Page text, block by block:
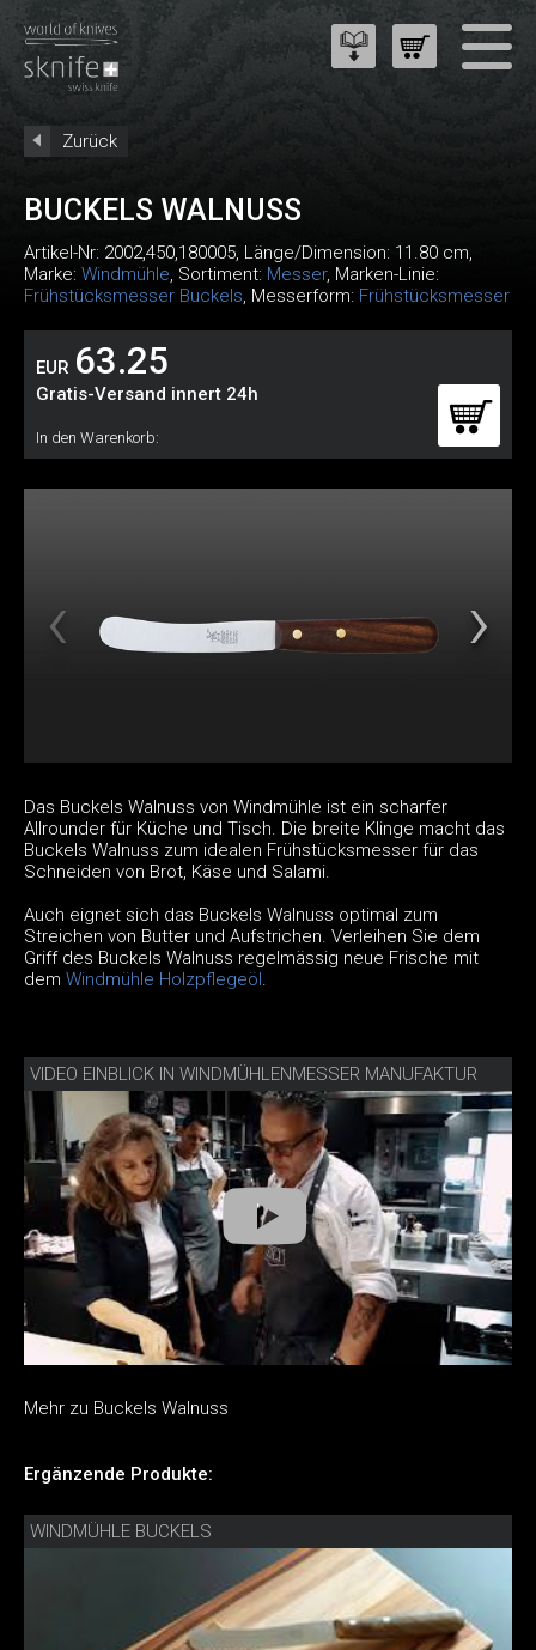
Zurück
BUCKELS WALNUSS
Artikel-Nr: 2002,450,180005, Länge/Dimension: 11.80 cm,
Marke: Windmühle, Sortiment: Messer, Marken-Linie:
Frühstücksmesser Buckels, Messerform: Frühstücksmesser
EUR 63.25
Gratis-Versand innert 24h
In den Warenkorb:
Das Buckels Walnuss von Windmühle ist ein scharfer
Allrounder für Küche und Tisch. Die breite Klinge macht das
Buckels Walnuss zum idealen Frühstücksmesser für das
Schneiden von Brot, Käse und Salami.
Auch eignet sich das Buckels Walnuss optimal zum
Streichen von Butter und Aufstrichen. Verleihen Sie dem
Griff des Buckels Walnuss regelmässig neue Frische mit
dem Windmühle Holzpflegeöl.
VIDEO EINBLICK IN WINDMÜHLENMESSER MANUFAKTUR
Mehr zu Buckels Walnuss
Ergänzende Produkte:
WINDMÜHLE BUCKELS